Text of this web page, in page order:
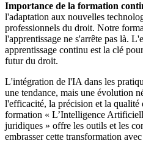
Importance de la formation
l'adaptation aux nouvelles
professionnels du droit. Notre
l'apprentissage ne s'arrête pas là.
apprentissage continu est la clé
futur du droit.
L'intégration de l'IA dans les
une tendance, mais une évolution
l'efficacité, la précision et la qualité
formation « L’Intelligence
juridiques » offre les outils et les
embrasser cette transformation